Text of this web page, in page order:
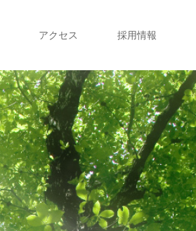
アクセス 採用情報